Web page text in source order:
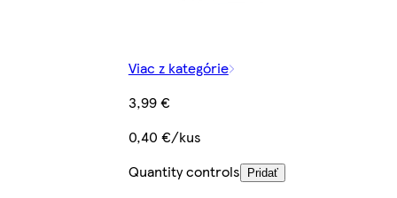
Viac z kategórie
3,99 €
0,40 €/kus
Quantity controls
Pridať